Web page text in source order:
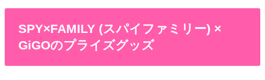
SPY×FAMILY (スパイファミリー) ×
GiGOのプライズグッズ